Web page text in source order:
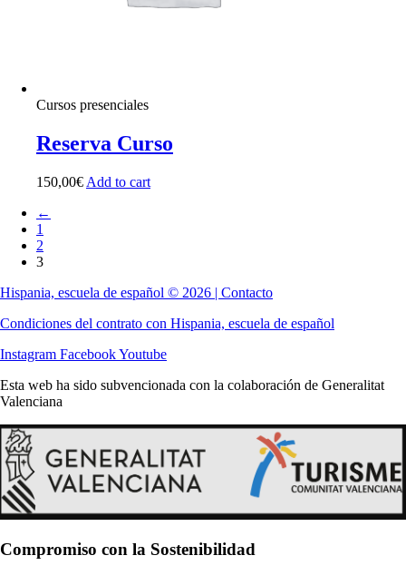
Cursos presenciales
Reserva Curso
150,00€ Add to cart
←
1
2
3
Hispania, escuela de español © 2026 | Contacto
Condiciones del contrato con Hispania, escuela de español
Instagram FacebookYoutube
Esta web ha sido subvencionada con la colaboración de Generalitat
Valenciana
Compromiso con la Sostenibilidad